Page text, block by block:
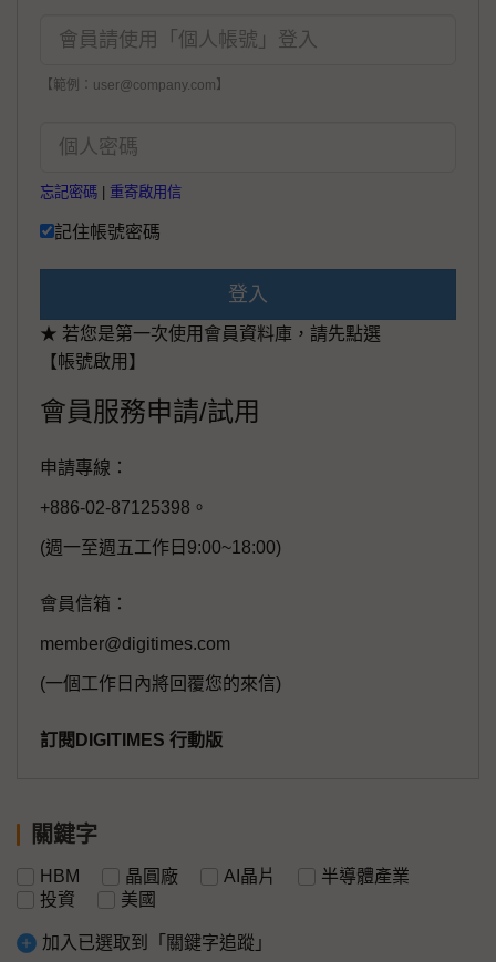
【範例：user@company.com】
忘記密碼 重寄啟用信
記住帳號密碼
登入
★ 若您是第一次使用會員資料庫，請先點選
【帳號啟用】
會員服務申請/試用
申請專線：
+886-02-87125398。
(週一至週五工作日9:00~18:00)
會員信箱：
member@digitimes.com
(一個工作日內將回覆您的來信)
訂閱DIGITIMES 行動版
關鍵字
HBM 晶圓廠 AI晶片
半導體產業
投資
美國
加入已選取到「關鍵字追蹤」